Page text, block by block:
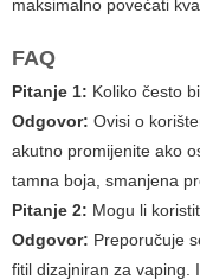
maksimalno povećati
FAQ
Pitanje 1: Koliko često
Odgovor: Ovisi o
akutno promijenite ako
tamna boja, smanjena
Pitanje 2: Mogu li
Odgovor: Preporučuje
fitil dizajniran za vaping.